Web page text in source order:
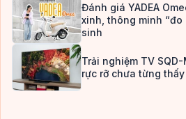
Đánh giá YADEA
xinh, thông minh
sinh
Trải nghiệm TV
rực rỡ chưa từng thấy